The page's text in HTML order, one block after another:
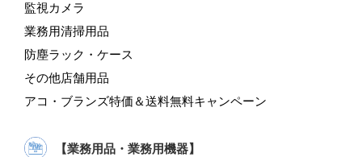
監視カメラ
業務用清掃用品
防塵ラック・ケース
その他店舗用品
アコ・ブランズ特価＆送料無料キャンペーン
【業務用品・業務用機器】